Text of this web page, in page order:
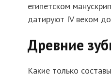
египетском
датируют IV веком
Древние
Какие только